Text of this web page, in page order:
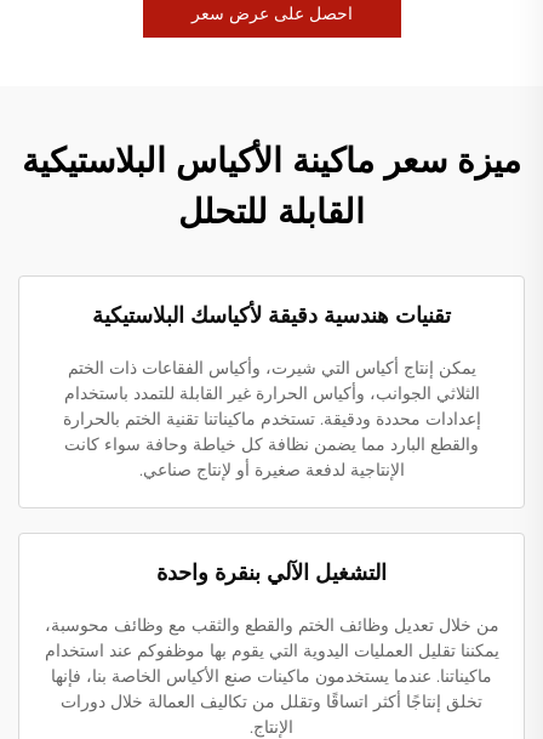
احصل على عرض سعر
ميزة سعر ماكينة الأكياس البلاستيكية
القابلة للتحلل
تقنيات هندسية دقيقة لأكياسك البلاستيكية
يمكن إنتاج أكياس التي شيرت، وأكياس الفقاعات ذات الختم
الثلاثي الجوانب، وأكياس الحرارة غير القابلة للتمدد باستخدام
إعدادات محددة ودقيقة. تستخدم ماكيناتنا تقنية الختم بالحرارة
والقطع البارد مما يضمن نظافة كل خياطة وحافة سواء كانت
الإنتاجية لدفعة صغيرة أو لإنتاج صناعي.
التشغيل الآلي بنقرة واحدة
من خلال تعديل وظائف الختم والقطع والثقب مع وظائف محوسبة،
يمكننا تقليل العمليات اليدوية التي يقوم بها موظفوكم عند استخدام
ماكيناتنا. عندما يستخدمون ماكينات صنع الأكياس الخاصة بنا، فإنها
تخلق إنتاجًا أكثر اتساقًا وتقلل من تكاليف العمالة خلال دورات
الإنتاج.